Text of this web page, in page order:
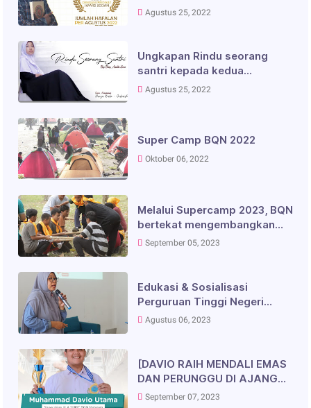
Juz 5 dengan Predikat Jayyid
Agustus 25, 2022
Ungkapan Rindu seorang
santri kepada kedua
orangtua
Agustus 25, 2022
Super Camp BQN 2022
Oktober 06, 2022
Melalui Supercamp 2023, BQN
bertekat mengembangkan
siswa yang berkepribadian
September 05, 2023
Edukasi & Sosialisasi
Perguruan Tinggi Negeri
(PTN) dan Seleksi Nasional
Bukit Qur'an Nusantara
Mataram
Agustus 06, 2023
[DAVIO RAIH MENDALI EMAS
DAN PERUNGGU DI AJANG
ORION]✨
September 07, 2023